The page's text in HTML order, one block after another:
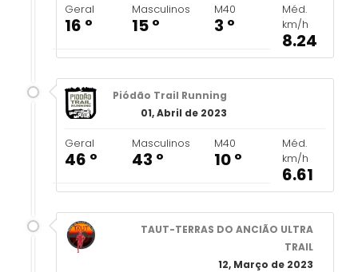
Geral
16 º
Masculinos
15 º
M40
3 º
Méd.
km/h
8.24
Piódão Trail Running
01, Abril de 2023
Geral
46 º
Masculinos
43 º
M40
10 º
Méd.
km/h
6.61
TAUT-TERRAS DO ANCIÃO ULTRA
TRAIL
12, Março de 2023